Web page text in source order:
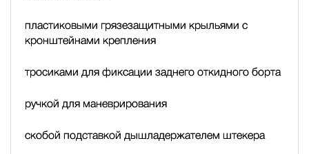
пластиковыми грязезащитными крыльями с
кронштейнами крепления
тросиками для фиксации заднего откидного борта
ручкой для маневрирования
скобой подставкой дышладержателем штекера